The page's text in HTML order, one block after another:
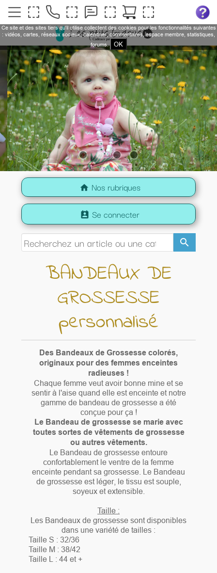
home Nos rubriques
search
perm_contact_calendar Se connecter
BANDEAUX DE
GROSSESSE
personnalisé
Des Bandeaux de Grossesse colorés,
originaux pour des femmes enceintes
radieuses !
Chaque femme veut avoir bonne mine et se
sentir à l'aise quand elle est enceinte et notre
gamme de bandeau de grossesse a été
conçue pour ça !
Le Bandeau de grossesse se marie avec
toutes sortes de vêtements de grossesse
ou autres vêtements.
Le Bandeau de grossesse entoure
confortablement le ventre de la femme
enceinte pendant sa grossesse. Le Bandeau
de grossesse est léger, le tissu est souple,
soyeux et extensible.
Taille :
Les Bandeaux de grossesse sont disponibles
dans une variété de tailles :
Taille S : 32/36
Taille M : 38/42
Taille L : 44 et +
Ce site et des sites tiers qu'il utilise collectent des cookies pour les fonctionnalités suivantes
: vidéos, cartes, réseaux sociaux, calendrier, commentaires, espace membre, statistiques,
forums.
OK